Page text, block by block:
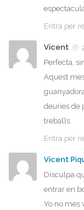
Entra per
Vicent
Perfecta,
Aquest
deuries de
treballs.
Entra per
Vicent
Disculpa
entrar en
Yo no mes